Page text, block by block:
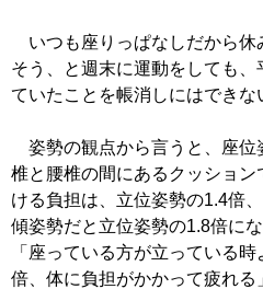
いつも座りっぱなしだから休
そう、と週末に運動をしても、
ていたことを帳消しにはできな
姿勢の観点から言うと、座位
椎と腰椎の間にあるクッション
ける負担は、立位姿勢の1.4倍
傾姿勢だと立位姿勢の1.8倍に
「座っている方が立っている
倍、体に負担がかかって疲れる